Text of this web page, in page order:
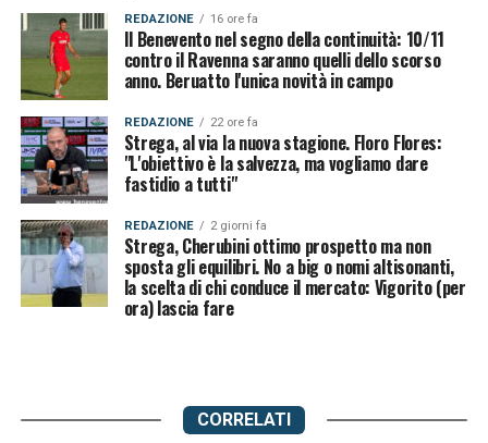
REDAZIONE 16 ore fa
Il Benevento nel segno della continuità: 10/11
contro il Ravenna saranno quelli dello scorso
anno. Beruatto l'unica novità in campo
REDAZIONE 22 ore fa
Strega, al via la nuova stagione. Floro Flores:
"L'obiettivo è la salvezza, ma vogliamo dare
fastidio a tutti"
REDAZIONE 2 giorni fa
Strega, Cherubini ottimo prospetto ma non
sposta gli equilibri. No a big o nomi altisonanti,
la scelta di chi conduce il mercato: Vigorito (per
ora) lascia fare
CORRELATI